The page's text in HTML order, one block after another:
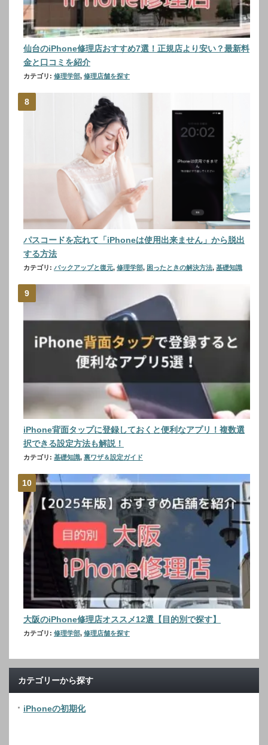
仙台のiPhone修理店おすすめ7選！正規店より安い？最新料
金と口コミを紹介
カテゴリ: 修理学部, 修理店舗を探す
パスコードを忘れて「iPhoneは使用出来ません」から脱出
する方法
カテゴリ: バックアップと復元, 修理学部, 困ったときの解決方法, 基礎知識
iPhone背面タップに登録しておくと便利なアプリ！複数選
択できる設定方法も解説！
カテゴリ: 基礎知識, 裏ワザ＆設定ガイド
大阪のiPhone修理店オススメ12選【目的別で探す】
カテゴリ: 修理学部, 修理店舗を探す
カテゴリーから探す
iPhoneの初期化